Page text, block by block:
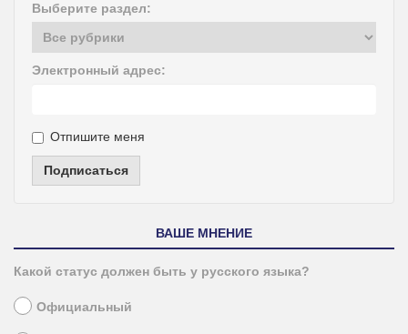
Выберите раздел:
Электронный адрес:
Отпишите меня
Подписаться
ВАШЕ МНЕНИЕ
Какой статус должен быть у русского языка?
Официальный